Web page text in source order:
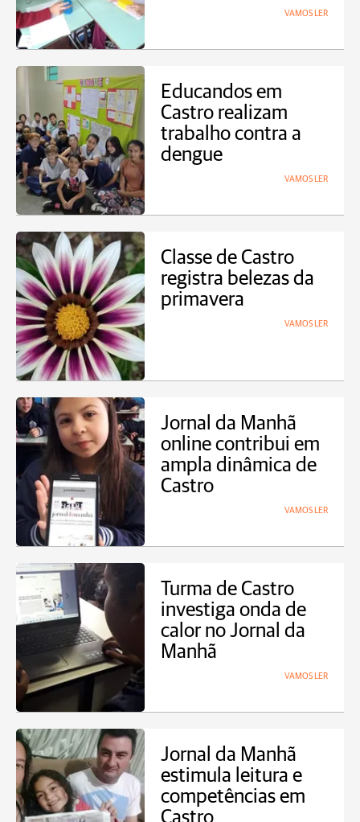
VAMOS LER
Educandos em
Castro realizam
trabalho contra a
dengue
VAMOS LER
Classe de Castro
registra belezas da
primavera
VAMOS LER
Jornal da Manhã
online contribui em
ampla dinâmica de
Castro
VAMOS LER
Turma de Castro
investiga onda de
calor no Jornal da
Manhã
VAMOS LER
Jornal da Manhã
estimula leitura e
competências em
Castro